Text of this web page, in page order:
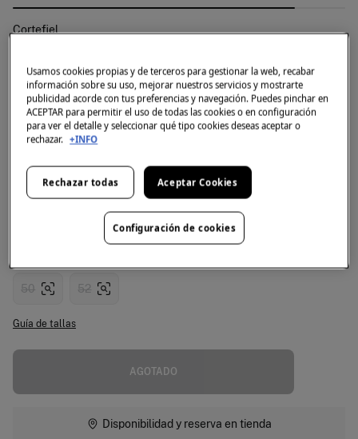
Cortefiel
4.2 (52)
15,99 €
59,99 € Ahorras 44,00 € 73
Azul marino
50 52
Guía de tallas
AGOTADO
Disponibilidad y reserva en tienda
Usamos cookies propias y de terceros para gestionar la web, recabar
información sobre su uso, mejorar nuestros servicios y mostrarte
publicidad acorde con tus preferencias y navegación. Puedes pinchar en
ACEPTAR para permitir el uso de todas las cookies o en configuración
para ver el detalle y seleccionar qué tipo cookies deseas aceptar o
rechazar. +INFO
Rechazar todas Aceptar Cookies
Configuración de cookies